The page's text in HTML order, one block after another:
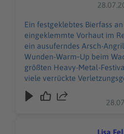
viele
Und
macht
500
Rescue
Ein festgeklebtes Bierfass
eingeklemmte Vorhaut im
ein ausuferndes Arsch-
Wunden-Warm‑Up beim
größten Heavy-Metal-
viele verrückte
Wiebke Düsberg macht sich
(berühmtesten) Acker,
Rescue Squads. 85.000